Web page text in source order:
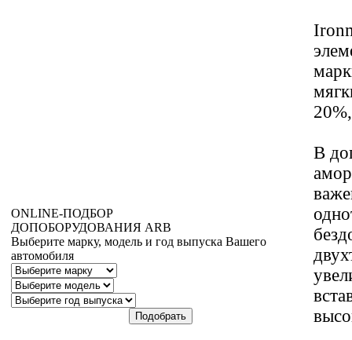
ONLINE-ПОДБОР
ДОПОБОРУДОВАНИЯ ARB
Выберите марку, модель и год выпуска Вашего
автомобиля
В